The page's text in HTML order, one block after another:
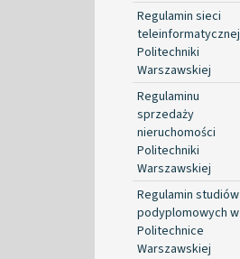
Regulamin sieci
teleinformatycznej
Politechniki
Warszawskiej
Regulaminu
sprzedaży
nieruchomości
Politechniki
Warszawskiej
Regulamin studiów
podyplomowych w
Politechnice
Warszawskiej